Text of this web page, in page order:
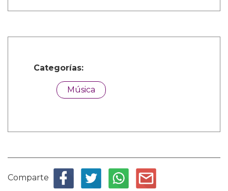
Categorías:
Música
Comparte